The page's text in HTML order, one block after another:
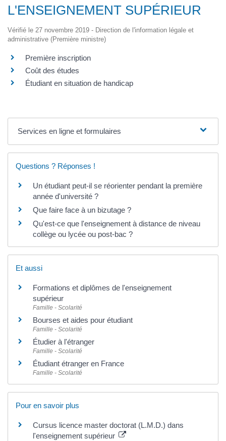
L'ENSEIGNEMENT SUPÉRIEUR
Vérifié le 27 novembre 2019 - Direction de l'information légale et
administrative (Première ministre)
Première inscription
Coût des études
Étudiant en situation de handicap
Services en ligne et formulaires
Questions ? Réponses !
Un étudiant peut-il se réorienter pendant la première
année d'université ?
Que faire face à un bizutage ?
Qu'est-ce que l'enseignement à distance de niveau
collège ou lycée ou post-bac ?
Et aussi
Formations et diplômes de l'enseignement
supérieur
Famille - Scolarité
Bourses et aides pour étudiant
Famille - Scolarité
Étudier à l'étranger
Famille - Scolarité
Étudiant étranger en France
Famille - Scolarité
Pour en savoir plus
Cursus licence master doctorat (L.M.D.) dans
l'enseignement supérieur